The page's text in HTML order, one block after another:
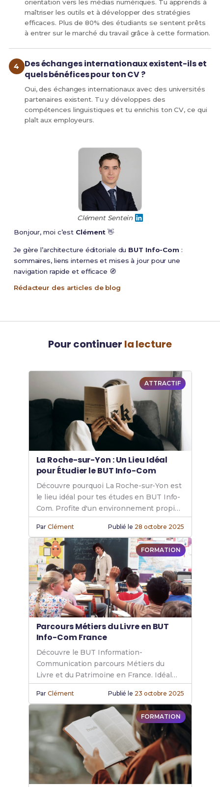
orientation vers les médias numériques. Tu apprends à
maîtriser les outils et à développer des stratégies
efficaces. Plus de 80% des étudiants se sentent prêts
à entrer sur le marché du travail grâce à cette formation.
Des échanges internationaux existent-ils et
quels bénéfices pour ton CV ?
Oui, des échanges internationaux avec des universités
partenaires existent. Tu y développes des
compétences linguistiques et tu enrichis ton CV, ce qui
plaît aux employeurs.
Clément Sentein
Bonjour, moi c’est Clément 👋
Je gère l’architecture éditoriale du BUT Info-Com :
sommaires, liens internes et mises à jour pour une
navigation rapide et efficace 🧭
Rédacteur des articles de blog
Pour continuer la lecture
ATTRACTIF
La Roche-sur-Yon : Un Lieu Idéal
pour Étudier le BUT Info-Com
Découvre pourquoi La Roche-sur-Yon est
le lieu idéal pour tes études en BUT Info-
Com. Profite d'un environnement propice
à la réussite académique.
ParClément Publié le 28 octobre 2025
FORMATION
Parcours Métiers du Livre en BUT
Info-Com France
Découvre le BUT Information-
Communication parcours Métiers du
Livre et du Patrimoine en France. Idéal
pour les passionnés de livres et de
patrimoine. Rejoins le BUT Info Com.
ParClément Publié le 23 octobre 2025
FORMATION